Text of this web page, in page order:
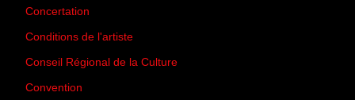
Concertation
Conditions de l'artiste
Conseil Régional de la Culture
Convention